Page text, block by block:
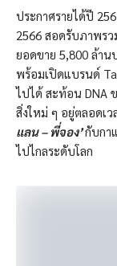
ประกาศรายได้ปี
2566 สอดรับภาพรว
ยอดขาย 5,800 ล้าน
พร้อมเปิดแบรนด์
ไปได้ สะท้อน DNA
สิ่งใหม่ ๆ อยู่ตลอดเ
แลน – พี่จอง’กับกา
ไปไกลระดับโลก